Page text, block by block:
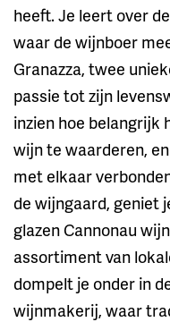
heeft. Je leert over
waar de wijnboer
Granazza, twee
passie tot zijn
inzien hoe belangrijk
wijn te waarderen,
met elkaar
de wijngaard, geniet
glazen Cannonau
assortiment van
dompelt je onder in
wijnmakerij, waar